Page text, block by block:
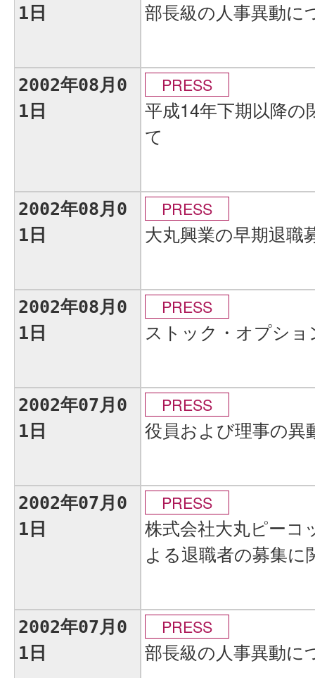
1日
部長級の人事異動に
2002年08月0
1日
PRESS
平成14年下期以降の
て
2002年08月0
1日
PRESS
大丸興業の早期退職
2002年08月0
1日
PRESS
ストック・オプシ
2002年07月0
1日
PRESS
役員および理事の異
2002年07月0
1日
PRESS
株式会社大丸ピーコ
よる退職者の募集に
2002年07月0
1日
PRESS
部長級の人事異動に